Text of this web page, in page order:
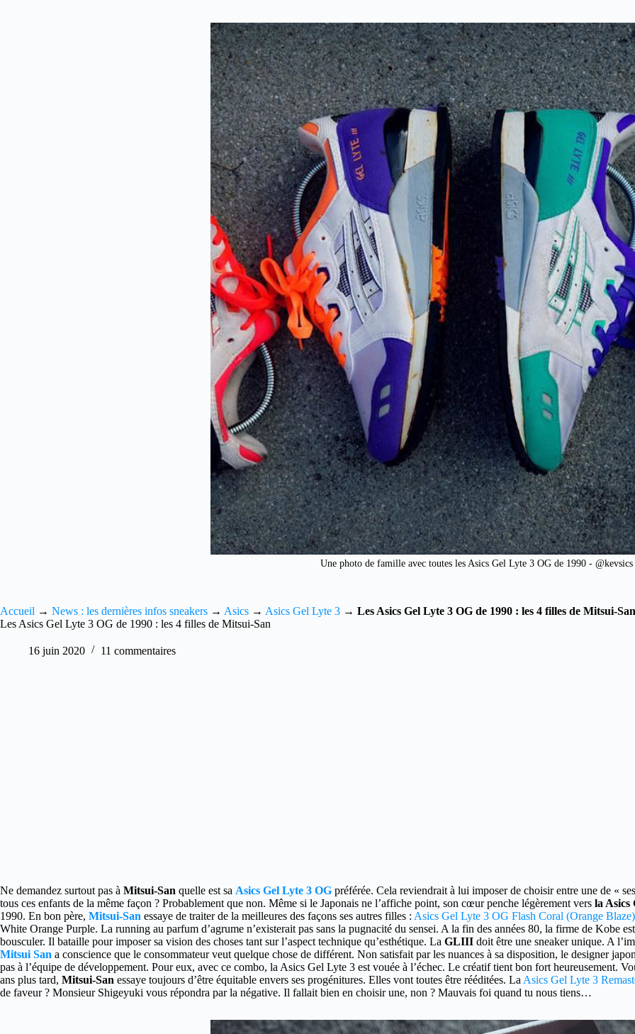
Une photo de famille avec toutes les Asics Gel Lyte 3 OG de 1990 - @kevsics
Accueil → News : les dernières infos sneakers → Asics → Asics Gel Lyte 3 → Les Asics Gel Lyte 3 OG de 1990 : les 4 filles de Mitsui-San
Les Asics Gel Lyte 3 OG de 1990 : les 4 filles de Mitsui-San
16 juin 2020 11 commentaires
Ne demandez surtout pas à Mitsui-San quelle est sa Asics Gel Lyte 3 OG préférée. Cela reviendrait à lui imposer de choisir entre une de «
tous ces enfants de la même façon ? Probablement que non. Même si le Japonais ne l’affiche point, son cœur penche légèrement vers la
1990. En bon père, Mitsui-San essaye de traiter de la meilleures des façons ses autres filles : Asics Gel Lyte 3 OG Flash Coral (Orange Blaze)
White Orange Purple. La running au parfum d’agrume n’existerait pas sans la pugnacité du sensei. A la fin des années 80, la firme de Kobe
bousculer. Il bataille pour imposer sa vision des choses tant sur l’aspect technique qu’esthétique. La GLIII doit être une sneaker unique. A
Mitsui San a conscience que le consommateur veut quelque chose de différent. Non satisfait par les nuances à sa disposition, le designer
pas à l’équipe de développement. Pour eux, avec ce combo, la Asics Gel Lyte 3 est vouée à l’échec. Le créatif tient bon fort heureusement.
ans plus tard, Mitsui-San essaye toujours d’être équitable envers ses progénitures. Elles vont toutes être rééditées. La Asics Gel Lyte 3
de faveur ? Monsieur Shigeyuki vous répondra par la négative. Il fallait bien en choisir une, non ? Mauvais foi quand tu nous tiens…